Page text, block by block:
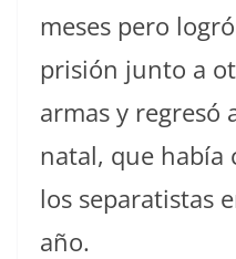
meses pero
prisión junto a
armas y regresó
natal, que había
los separatistas
año.